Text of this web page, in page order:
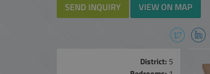
VIEW ON MAP
SEND INQUIRY
District: 5